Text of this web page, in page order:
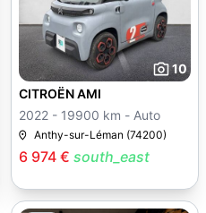
10
6 974 € south_east
CITROËN AMI
2022 - 19900 km - Auto
Anthy-sur-Léman (74200)